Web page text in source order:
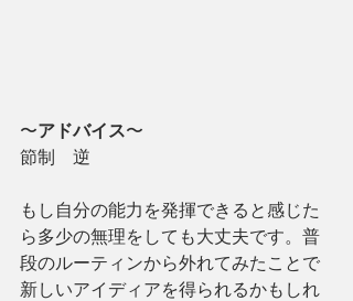
〜アドバイス〜
節制　逆
もし自分の能力を発揮できると感じた
ら多少の無理をしても大丈夫です。普
段のルーティンから外れてみたことで
新しいアイディアを得られるかもしれ